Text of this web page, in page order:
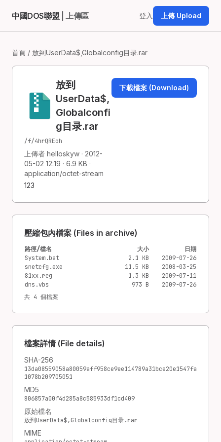
中國DOS聯盟 | 上傳區 登入 上傳 Upload
首頁 / 放到UserData$,Globalconfig目录.rar
放到
UserData$,
Globalconfi
g目录.rar
/f/4hrQREoh
上傳者 helloskyw · 2012-
05-02 12:19 · 6.9 KB ·
application/octet-stream
123
下載檔案 (Download)
壓縮包內檔案 (Files in archive)
路徑/檔名 大小
日期
System.bat
2.1 KB
2009-07-26
snetcfg.exe
11.5 KB
2008-03-25
81xx.reg
1.3 KB
2009-07-11
dns.vbs
973 B
2009-07-26
共 4 個檔案
檔案詳情 (File details)
SHA-256
13da08559058a80059aff958ce9ee114789a31bce20e1547fa
1078b209705051
MD5
806857a00f4d285a8c585933df1cd409
原始檔名
放到UserData$,Globalconfig目录.rar
MIME